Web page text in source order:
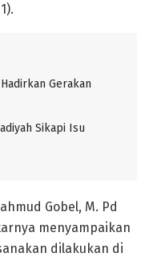
Gerakan
Sikapi Isu
Gobel, M. Pd
menyampaikan
dilakukan di